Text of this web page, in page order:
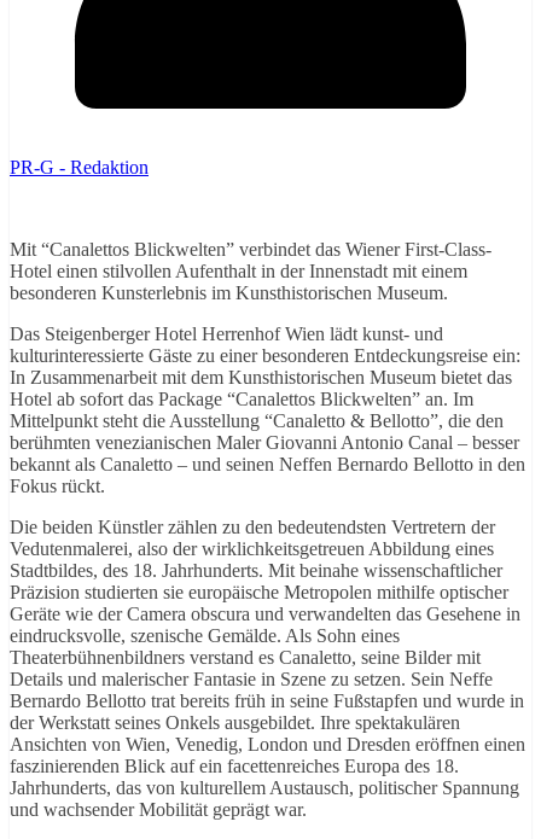
PR-G - Redaktion
Mit “Canalettos Blickwelten” verbindet das Wiener First-Class-
Hotel einen stilvollen Aufenthalt in der Innenstadt mit einem
besonderen Kunsterlebnis im Kunsthistorischen Museum.
Das Steigenberger Hotel Herrenhof Wien lädt kunst- und
kulturinteressierte Gäste zu einer besonderen Entdeckungsreise ein:
In Zusammenarbeit mit dem Kunsthistorischen Museum bietet das
Hotel ab sofort das Package “Canalettos Blickwelten” an. Im
Mittelpunkt steht die Ausstellung “Canaletto & Bellotto”, die den
berühmten venezianischen Maler Giovanni Antonio Canal – besser
bekannt als Canaletto – und seinen Neffen Bernardo Bellotto in den
Fokus rückt.
Die beiden Künstler zählen zu den bedeutendsten Vertretern der
Vedutenmalerei, also der wirklichkeitsgetreuen Abbildung eines
Stadtbildes, des 18. Jahrhunderts. Mit beinahe wissenschaftlicher
Präzision studierten sie europäische Metropolen mithilfe optischer
Geräte wie der Camera obscura und verwandelten das Gesehene in
eindrucksvolle, szenische Gemälde. Als Sohn eines
Theaterbühnenbildners verstand es Canaletto, seine Bilder mit
Details und malerischer Fantasie in Szene zu setzen. Sein Neffe
Bernardo Bellotto trat bereits früh in seine Fußstapfen und wurde in
der Werkstatt seines Onkels ausgebildet. Ihre spektakulären
Ansichten von Wien, Venedig, London und Dresden eröffnen einen
faszinierenden Blick auf ein facettenreiches Europa des 18.
Jahrhunderts, das von kulturellem Austausch, politischer Spannung
und wachsender Mobilität geprägt war.